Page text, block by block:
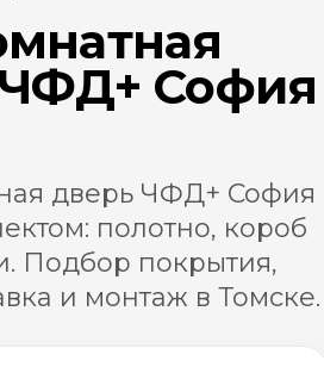
София
дверь ЧФД+ София
полотно, короб
Подбор покрытия,
и монтаж в Томске.